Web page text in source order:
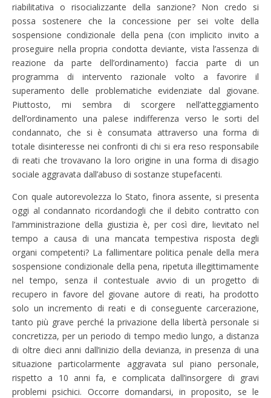
riabilitativa o risocializzante della sanzione? Non credo si
possa sostenere che la concessione per sei volte della
sospensione condizionale della pena (con implicito invito a
proseguire nella propria condotta deviante, vista l’assenza di
reazione da parte dell’ordinamento) faccia parte di un
programma di intervento razionale volto a favorire il
superamento delle problematiche evidenziate dal giovane.
Piuttosto, mi sembra di scorgere nell’atteggiamento
dell’ordinamento una palese indifferenza verso le sorti del
condannato, che si è consumata attraverso una forma di
totale disinteresse nei confronti di chi si era reso responsabile
di reati che trovavano la loro origine in una forma di disagio
sociale aggravata dall’abuso di sostanze stupefacenti.
Con quale autorevolezza lo Stato, finora assente, si presenta
oggi al condannato ricordandogli che il debito contratto con
l’amministrazione della giustizia è, per così dire, lievitato nel
tempo a causa di una mancata tempestiva risposta degli
organi competenti? La fallimentare politica penale della mera
sospensione condizionale della pena, ripetuta illegittimamente
nel tempo, senza il contestuale avvio di un progetto di
recupero in favore del giovane autore di reati, ha prodotto
solo un incremento di reati e di conseguente carcerazione,
tanto più grave perché la privazione della libertà personale si
concretizza, per un periodo di tempo medio lungo, a distanza
di oltre dieci anni dall’inizio della devianza, in presenza di una
situazione particolarmente aggravata sul piano personale,
rispetto a 10 anni fa, e complicata dall’insorgere di gravi
problemi psichici. Occorre domandarsi, in proposito, se le